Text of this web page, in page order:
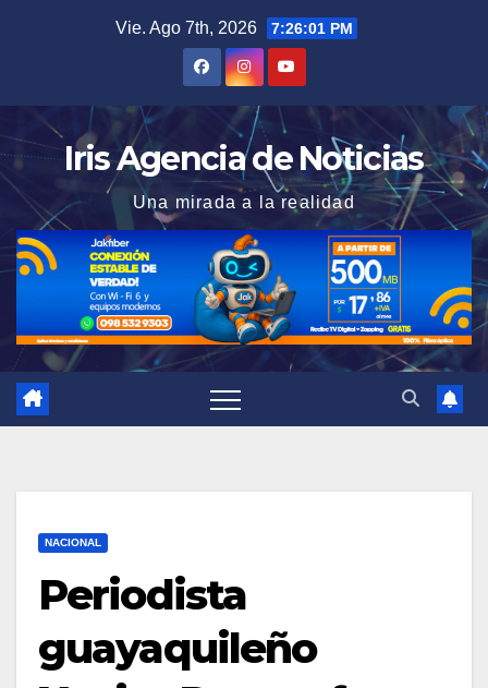
Vie. Ago 7th, 2026 7:26:02 PM
Iris Agencia de Noticias
Una mirada a la realidad
NACIONAL
Periodista
guayaquileño